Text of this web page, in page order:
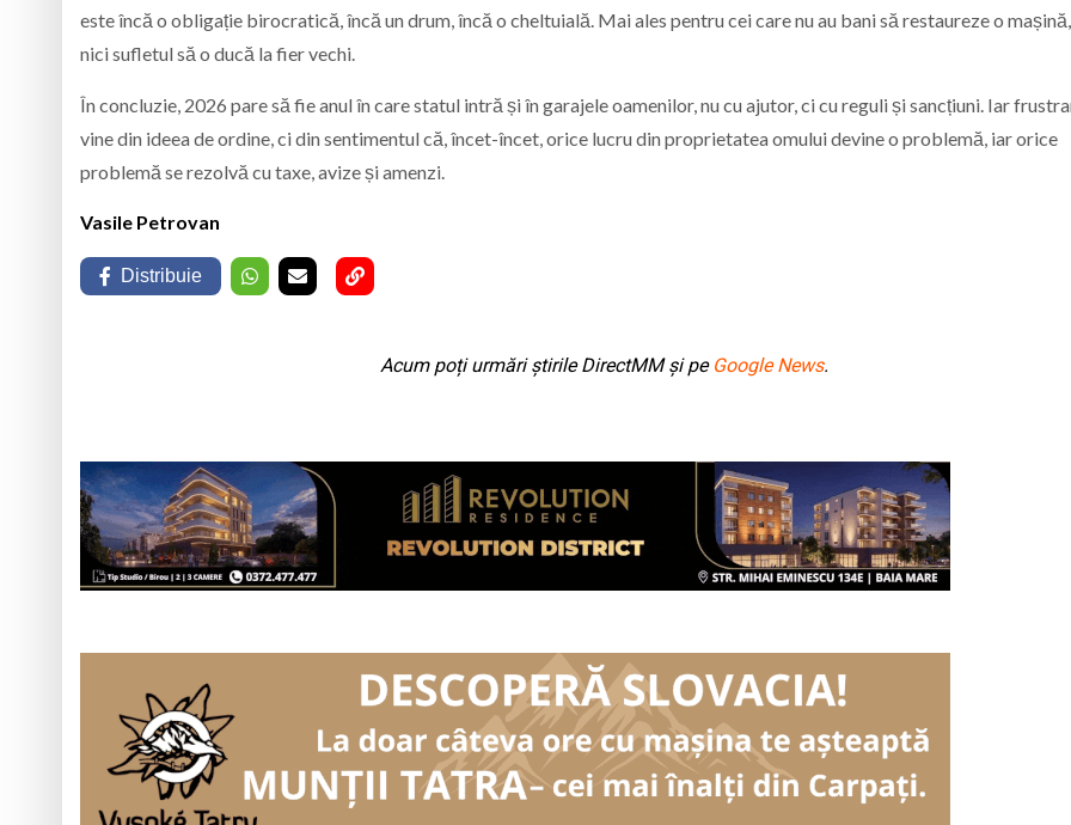
este încă o obligație birocratică, încă un drum, încă o cheltuială. Mai ales pentru cei care nu au bani să restaureze o
nici sufletul să o ducă la fier vechi.
În concluzie, 2026 pare să fie anul în care statul intră și în garajele oamenilor, nu cu ajutor, ci cu reguli și sancțiuni. Iar
vine din ideea de ordine, ci din sentimentul că, încet-încet, orice lucru din proprietatea omului devine o problemă, iar orice
problemă se rezolvă cu taxe, avize și amenzi.
Vasile Petrovan
Distribuie
Acum poți urmări știrile DirectMM și pe Google News.